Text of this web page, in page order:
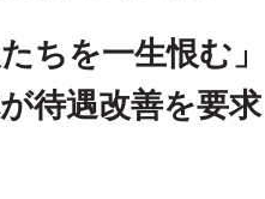
ちを一生恨む
待遇改善を要求